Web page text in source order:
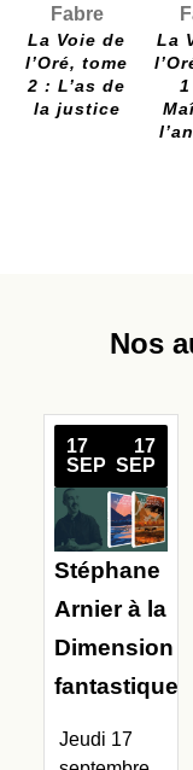
Fabre
La Voie de
l’Oré, tome
2 : L’as de
la justice
La
Nos
17
SEP
17
SEP
Stéphane
Arnier à la
Dimension
fantastique
Jeudi 17